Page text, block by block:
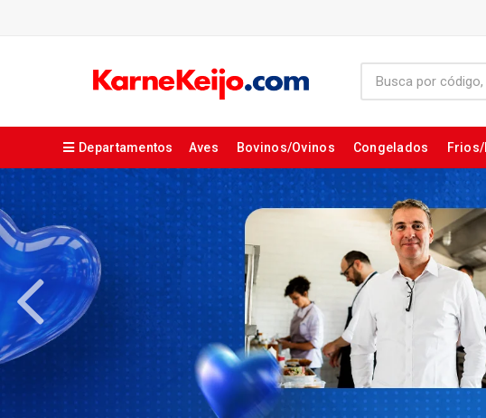
Departamentos Aves Bovinos/Ovinos Congelados